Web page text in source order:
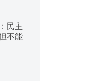
民主
不能